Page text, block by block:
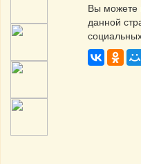
Вы можете
данной